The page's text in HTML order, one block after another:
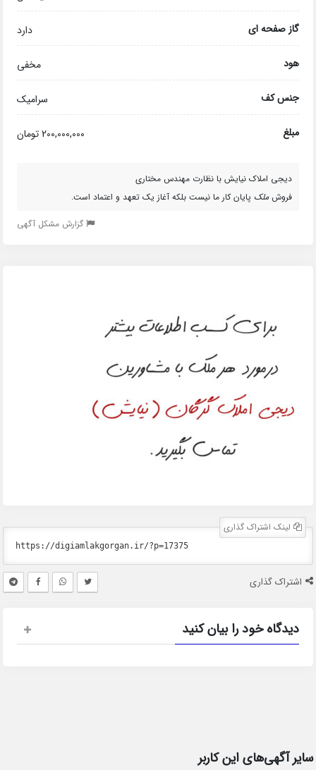
گاز صفحه ای دارد
هود مخفی
جنس کف سرامیک
مبلغ 200,000,000 تومان
دیجی املاک نیایش با نظارت مهندس مختاری
فروشملک پایان کار ما نیست بلکه آغاز یک تعهد و اعتماد است.
گزارش مشکل آگهی
لینک اشتراک گذاری
اشتراک گذاری
دیدگاه خود را بیان کنید
سایر آگهی‌های این کاربر